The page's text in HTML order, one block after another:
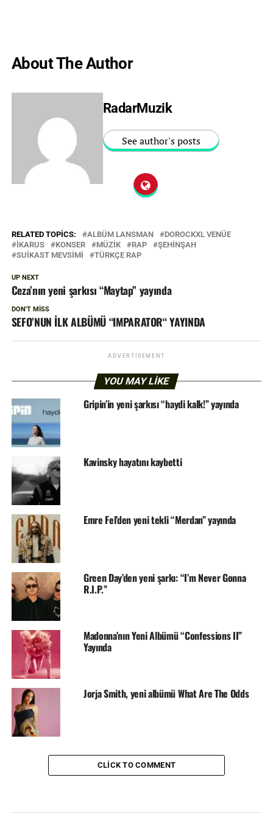
About The Author
RadarMuzik
See author's posts
RELATED TOPICS: ALBÜM LANSMAN
DOROCKXL VENÜE
IKARUS
KONSER MÜZIK RAP
ŞEHINŞAH
SUİKAST MEVSİMİ
TÜRKÇE RAP
UP NEXT
Ceza’nın yeni şarkısı “Maytap” yayında
DON'T MISS
SEFO’NUN İLK ALBÜMÜ “IMPARATOR“ YAYINDA
ADVERTISEMENT
YOU MAY LIKE
Gripin’in yeni şarkısı “haydi kalk!” yayında
Kavinsky hayatını kaybetti
Emre Fel’den yeni tekli “Merdan” yayında
Green Day’den yeni şarkı: “I’m Never Gonna
R.I.P.”
Madonna’nın Yeni Albümü “Confessions II”
Yayında
Jorja Smith, yeni albümü What Are The Odds
CLICK TO COMMENT